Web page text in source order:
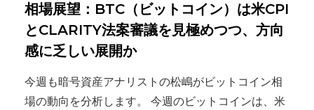
相場展望：BTC（ビットコイン）は米CPI
とCLARITY法案審議を見極めつつ、方向
感に乏しい展開か
今週も暗号資産アナリストの松嶋がビットコイン相
場の動向を分析します。 今週のビットコインは、米